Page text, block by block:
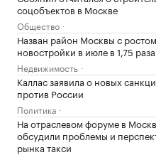
соцобъектов в Москве
Общество
Назван район Москвы с
новостройки в июле в 1,75 раза
Недвижимость
Каллас заявила о новых
против России
Политика
На отраслевом форуме в
обсудили проблемы и
рынка такси